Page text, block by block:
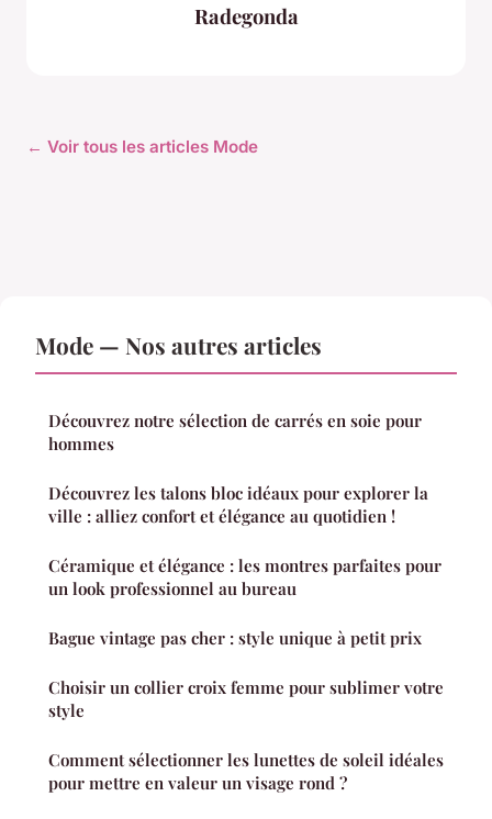
Radegonda
← Voir tous les articles Mode
Mode — Nos autres articles
Découvrez notre sélection de carrés en soie pour
hommes
Découvrez les talons bloc idéaux pour explorer la
ville : alliez confort et élégance au quotidien !
Céramique et élégance : les montres parfaites pour
un look professionnel au bureau
Bague vintage pas cher : style unique à petit prix
Choisir un collier croix femme pour sublimer votre
style
Comment sélectionner les lunettes de soleil idéales
pour mettre en valeur un visage rond ?